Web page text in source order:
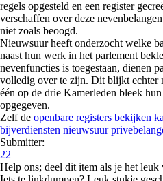
regels opgesteld en een register
verschaffen over deze
niet zoals beoogd.
Nieuwsuur heeft onderzocht welke
naast hun werk in het parlement
nevenfuncties is toegestaan, dienen
volledig over te zijn. Dit blijkt echter
één op de drie Kamerleden bleek
opgegeven.
Zelf de openbare registers bekijken
bijverdiensten nieuwsuur
Submitter:
22
Help ons; deel dit item als je het leuk